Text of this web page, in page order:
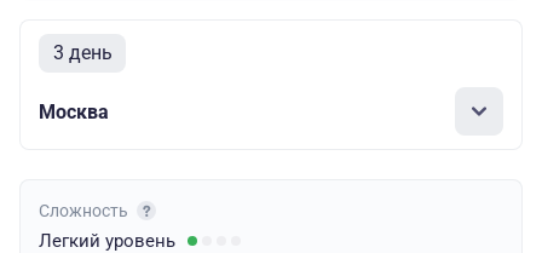
3 день
Москва
Сложность
Легкий уровень